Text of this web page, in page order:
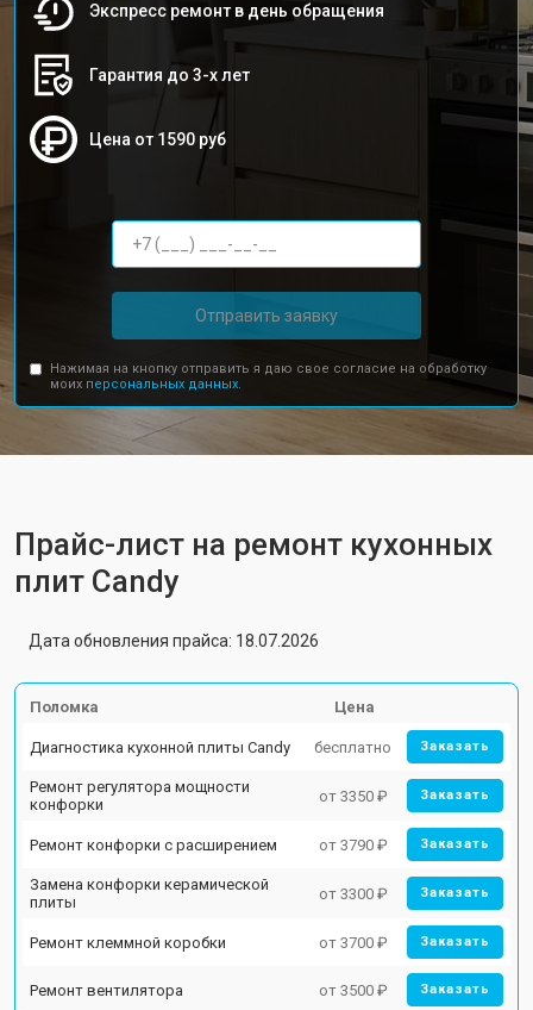
Экспресс ремонт в день обращения
Гарантия до 3-х лет
Цена от 1590 руб
Отправить заявку
Нажимая на кнопку отправить я даю свое согласие на обработку
моих персональных данных.
Прайс-лист на ремонт кухонных
плит Candy
Дата обновления прайса: 18.07.2026
Поломка Цена
Диагностика кухонной плиты Candy бесплатно Заказать
Ремонт регулятора мощности
конфорки
от 3350 ₽ Заказать
Ремонт конфорки с расширением от 3790 ₽ Заказать
Замена конфорки керамической
плиты
от 3300 ₽ Заказать
Ремонт клеммной коробки от 3700 ₽ Заказать
Ремонт вентилятора от 3500 ₽ Заказать